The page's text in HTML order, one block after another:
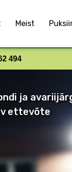
Meist
494
ja
ettevõte